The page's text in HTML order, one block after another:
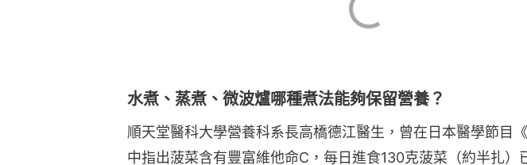
好好攝取菠菜中的維他命C，應該怎麼煮最好？節目組邀請了女